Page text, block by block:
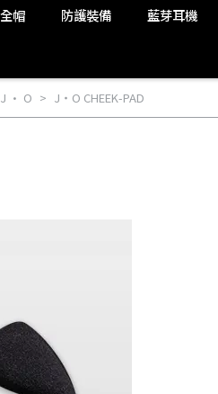
帽 防護裝備 藍芽耳機
J · O J・O CHEEK-PAD